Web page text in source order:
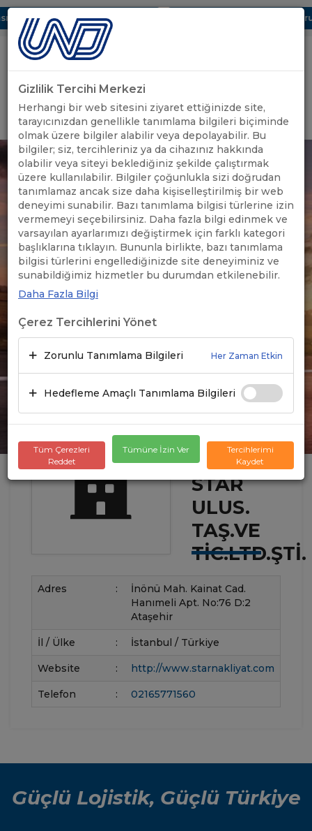
Dijital UBAK Bölümü Hakkında UND, Yunanistan Vize
Uluslararası Nakliyeciler Derneği
GİRİŞ YAP
STAR
ULUS.
TAŞ.VE
TIC.LTD.ŞTI.
Adres :
İnönü Mah. Kainat Cad.
Hanımeli Apt. No:76 D:2
Ataşehir
İl / Ülke : İstanbul / Türkiye
Website : http://www.starnakliyat.com
Telefon : 02165771560
Güçlü Lojistik, Güçlü Türkiye
Gizlilik Tercihi Merkezi
Herhangi bir web sitesini ziyaret ettiğinizde site,
tarayıcınızdan genellikle tanımlama bilgileri biçiminde
olmak üzere bilgiler alabilir veya depolayabilir. Bu
bilgiler; siz, tercihleriniz ya da cihazınız hakkında
olabilir veya siteyi beklediğiniz şekilde çalıştırmak
üzere kullanılabilir. Bilgiler çoğunlukla sizi doğrudan
tanımlamaz ancak size daha kişiselleştirilmiş bir web
deneyimi sunabilir. Bazı tanımlama bilgisi türlerine izin
vermemeyi seçebilirsiniz. Daha fazla bilgi edinmek ve
varsayılan ayarlarımızı değiştirmek için farklı kategori
başlıklarına tıklayın. Bununla birlikte, bazı tanımlama
bilgisi türlerini engellediğinizde site deneyiminiz ve
sunabildiğimiz hizmetler bu durumdan etkilenebilir.
Daha Fazla Bilgi
Çerez Tercihlerini Yönet
Zorunlu Tanımlama Bilgileri Her Zaman Etkin
Hedefleme Amaçlı Tanımlama Bilgileri
Tüm Çerezleri
Reddet
Tümüne İzin Ver
Tercihlerimi
Kaydet